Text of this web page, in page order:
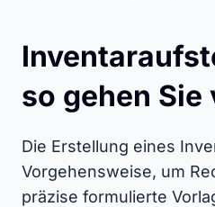
so gehen Sie
Die Erstellung eines
Vorgehensweise, um
präzise formulierte